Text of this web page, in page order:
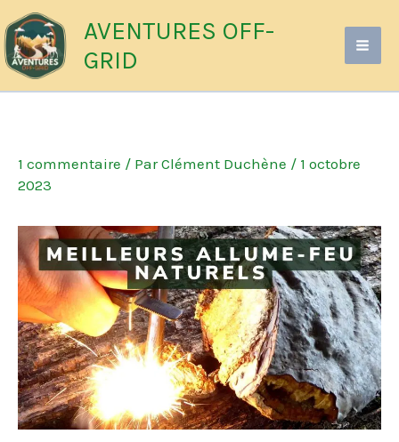
Aller
au
contenu
AVENTURES OFF-
GRID
1 commentaire / ParClément Duchène / 1 octobre
2023